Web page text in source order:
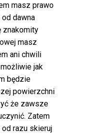
masz prawo
dawna
znakomity
masz
ani chwili
jak
będzie
powierzchni
że zawsze
Zatem
od razu skieruj